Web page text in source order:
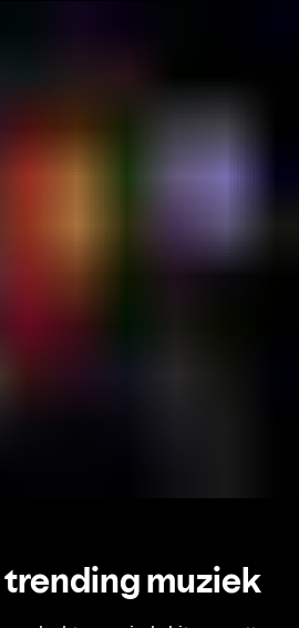
trending muziek